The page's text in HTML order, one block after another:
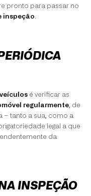
pronto para passar no
inspeção.
é verificar as
regularmente, de
– tanto a sua, como a
legal a que
da
INSPEÇÃO